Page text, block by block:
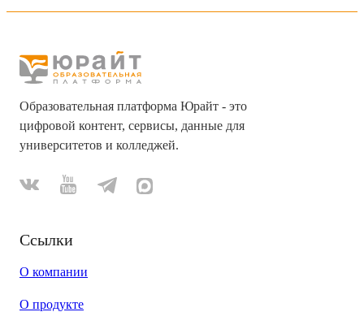
Образовательная платформа Юрайт - это
цифровой контент, сервисы, данные для
университетов и колледжей.
Ссылки
О компании
О продукте